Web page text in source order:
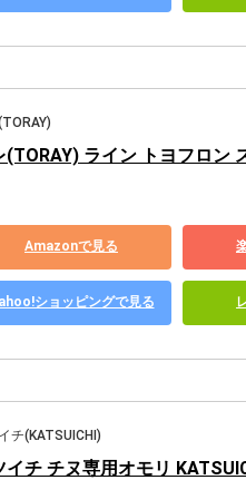
(TORAY) ライン トヨフロン
Amazonで見る
ショッピングで見る
チ(KATSUICHI)
イチ チヌ専用オモリ